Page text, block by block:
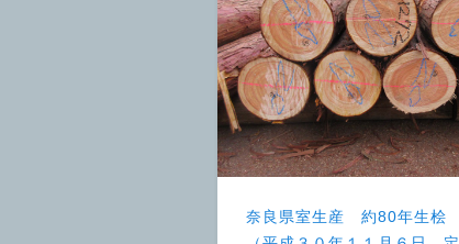
奈良県室生産 約80年生桧